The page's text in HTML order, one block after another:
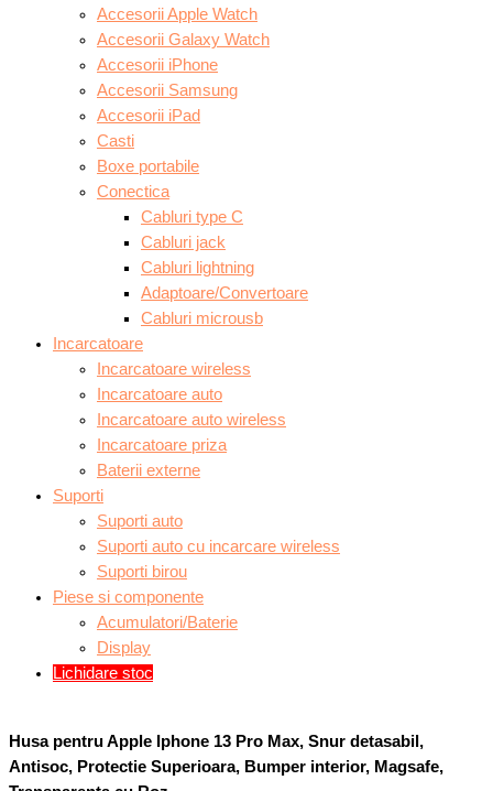
Accesorii Apple Watch
Accesorii Galaxy Watch
Accesorii iPhone
Accesorii Samsung
Accesorii iPad
Casti
Boxe portabile
Conectica
Cabluri type C
Cabluri jack
Cabluri lightning
Adaptoare/Convertoare
Cabluri microusb
Incarcatoare
Incarcatoare wireless
Incarcatoare auto
Incarcatoare auto wireless
Incarcatoare priza
Baterii externe
Suporti
Suporti auto
Suporti auto cu incarcare wireless
Suporti birou
Piese si componente
Acumulatori/Baterie
Display
Lichidare stoc
Husa pentru Apple Iphone 13 Pro Max, Snur detasabil,
Antisoc, Protectie Superioara, Bumper interior, Magsafe,